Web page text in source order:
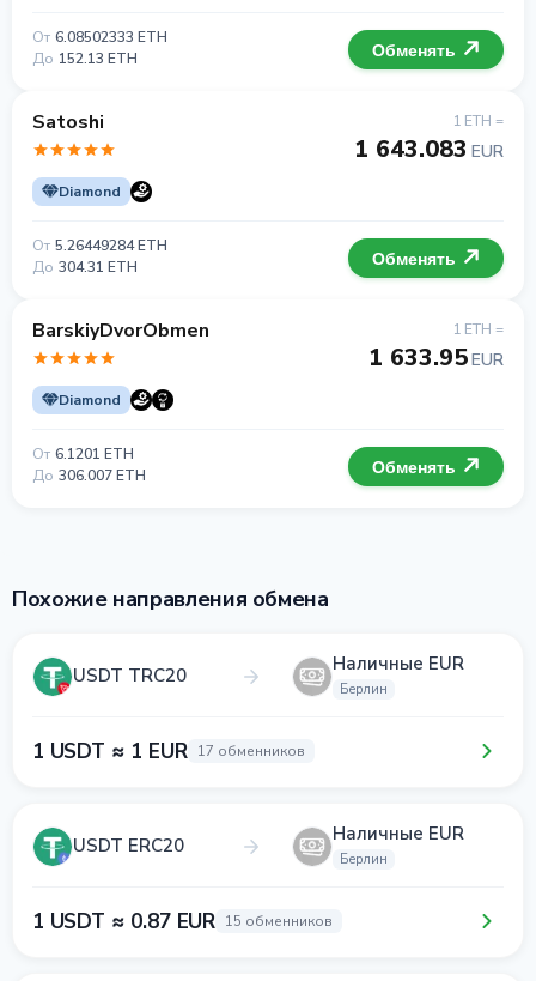
От 6.08502333 ETH
До 152.13 ETH Обменять
Satoshi
Diamond
1 ETH =
1 643.083 EUR
От 5.26449284 ETH
До 304.31 ETH Обменять
BarskiyDvorObmen
Diamond
1 ETH =
1 633.95EUR
От 6.1201 ETH
До 306.007 ETH Обменять
Похожие направления обмена
USDT TRC20 Наличные EUR
Берлин
1 USDT ≈ 1 EUR 17 обменников
USDT ERC20 Наличные EUR
Берлин
1 USDT ≈ 0.87 EUR 15 обменников